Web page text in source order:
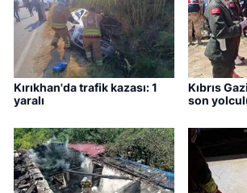
Kırıkhan'da trafik kazası: 1
yaralı
Kıbrıs
son